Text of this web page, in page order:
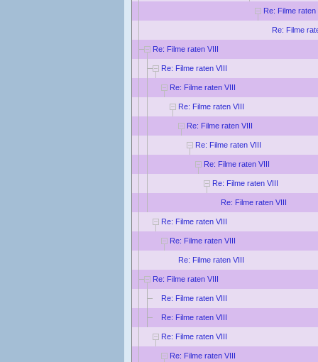
Re: Filme raten
Re: Filme
Re: Filme raten VIII
Re: Filme raten VIII
Re: Filme raten VIII
Re: Filme raten VIII
Re: Filme raten VIII
Re: Filme raten VIII
Re: Filme raten VIII
Re: Filme raten VIII
Re: Filme raten VIII
Re: Filme raten VIII
Re: Filme raten VIII
Re: Filme raten VIII
Re: Filme raten VIII
Re: Filme raten VIII
Re: Filme raten VIII
Re: Filme raten VIII
Re: Filme raten VIII